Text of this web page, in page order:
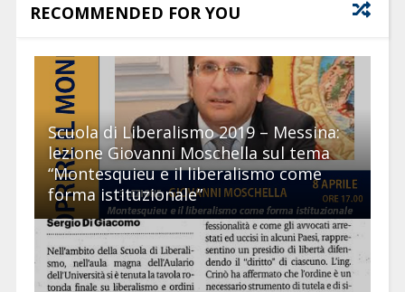
RECOMMENDED FOR YOU
Scuola di Liberalismo 2019 – Messina:
lezione Giovanni Moschella sul tema
“Montesquieu e il liberalismo come
forma istituzionale”